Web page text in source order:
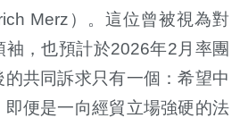
Merz）。這位曾被視為對
，也預計於2026年2月率團
共同訴求只有一個：希望中
即便是一向經貿立場強硬的法